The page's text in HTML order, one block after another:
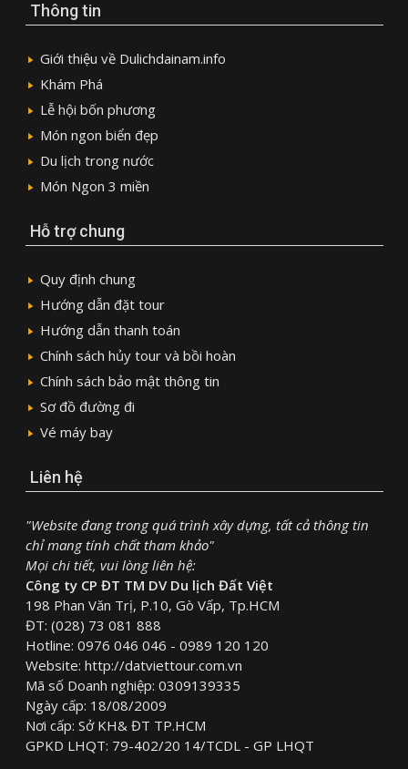
Thông tin
Giới thiệu về Dulichdainam.info
Khám Phá
Lễ hội bốn phương
Món ngon biển đẹp
Du lịch trong nước
Món Ngon 3 miền
Hỗ trợ chung
Quy định chung
Hướng dẫn đặt tour
Hướng dẫn thanh toán
Chính sách hủy tour và bồi hoàn
Chính sách bảo mật thông tin
Sơ đồ đường đi
Vé máy bay
Liên hệ
"Website đang trong quá trình xây dựng, tất cả thông tin
chỉ mang tính chất tham khảo"
Mọi chi tiết, vui lòng liên hệ:
Công ty CP ĐT TM DV Du lịch Đất Việt
198 Phan Văn Trị, P.10, Gò Vấp, Tp.HCM
ĐT: (028) 73 081 888
Hotline: 0976 046 046 - 0989 120 120
Website: http://datviettour.com.vn
Mã số Doanh nghiệp: 0309139335
Ngày cấp: 18/08/2009
Nơi cấp: Sở KH& ĐT TP.HCM
GPKD LHQT: 79-402/20 14/TCDL - GP LHQT